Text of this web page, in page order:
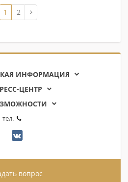
1 2
ИНФОРМАЦИЯ
ЦЕНТР
тел.
вопрос